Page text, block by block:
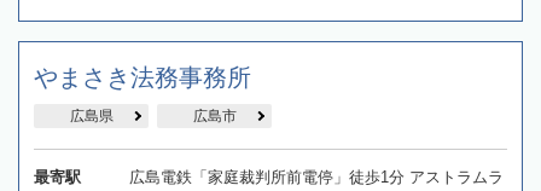
やまさき法務事務所
広島県 広島市
最寄駅
広島電鉄「家庭裁判所前電停」徒歩1分 アストラムラ